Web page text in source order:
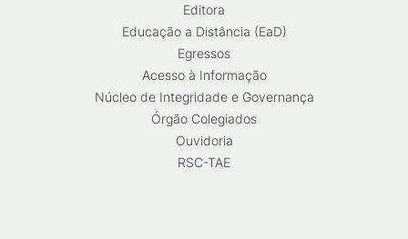
Editora
Educação a Distância (EaD)
Egressos
Acesso à Informação
Núcleo de Integridade e Governança
Órgão Colegiados
Ouvidoria
RSC-TAE